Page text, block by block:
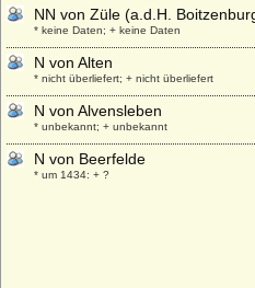
NN von Züle (a.d.H.
* keine Daten; + keine Daten
N von Alten
* nicht überliefert; + nicht überliefert
N von Alvensleben
* unbekannt; + unbekannt
N von Beerfelde
* um 1434; + ?